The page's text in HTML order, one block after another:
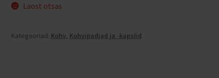
Laost otsas
Kategooriad: Kohv, Kohvipadjad ja -kapslid